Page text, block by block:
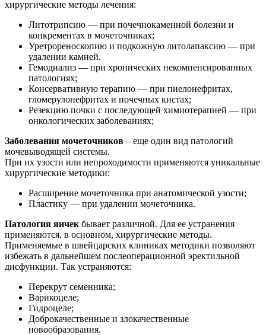
хирургические методы лечения:
Литотрипсию — при почечнокаменной болезни и
конкрементах в мочеточниках;
Уретрореноскопию и подкожную литолапаксию — при
удалении камней.
Гемодиализ — при хронических некомпенсированных
патологиях;
Консервативную терапию — при пиелонефритах,
гломерулонефритах и почечных кистах;
Резекцию почки с последующей химиотерапией — при
онкологических заболеваниях;
Заболевания мочеточников – еще один вид патологий
мочевыводящей системы.
При их узости или непроходимости применяются уникальные
хирургические методики:
Расширение мочеточника при анатомической узости;
Пластику — при удалении мочеточника.
Патология яичек бывает различной. Для ее устранения
применяются, в основном, хирургические методы.
Применяемые в швейцарских клиниках методики позволяют
избежать в дальнейшем послеоперационной эректильной
дисфункции. Так устраняются:
Перекрут семенника;
Варикоцеле;
Гидроцеле;
Доброкачественные и злокачественные
новообразования.